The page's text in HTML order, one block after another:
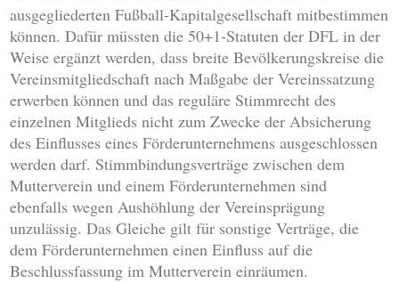
ausgegliederten Fußball-Kapitalgesellschaft mitbestimmen
können. Dafür müssten die 50+1-Statuten der DFL in der
Weise ergänzt werden, dass breite Bevölkerungskreise die
Vereinsmitgliedschaft nach Maßgabe der Vereinssatzung
erwerben können und das reguläre Stimmrecht des
einzelnen Mitglieds nicht zum Zwecke der Absicherung
des Einflusses eines Förderunternehmens ausgeschlossen
werden darf. Stimmbindungsverträge zwischen dem
Mutterverein und einem Förderunternehmen sind
ebenfalls wegen Aushöhlung der Vereinsprägung
unzulässig. Das Gleiche gilt für sonstige Verträge, die
dem Förderunternehmen einen Einfluss auf die
Beschlussfassung im Mutterverein einräumen.